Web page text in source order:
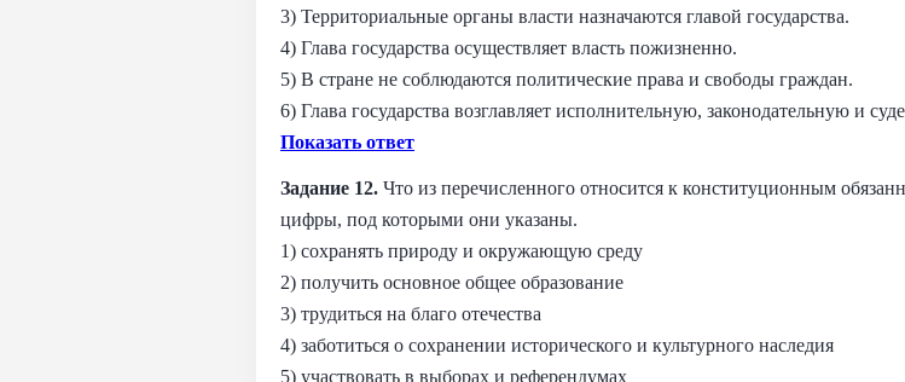
3) Территориальные органы власти назначаются главой государства.
4) Глава государства осуществляет власть пожизненно.
5) В стране не соблюдаются политические права и свободы граждан.
6) Глава государства возглавляет исполнительную, законодательную и
Показать ответ
Задание 12. Что из перечисленного относится к конституционным
цифры, под которыми они указаны.
1) сохранять природу и окружающую среду
2) получить основное общее образование
3) трудиться на благо отечества
4) заботиться о сохранении исторического и культурного наследия
5) участвовать в выборах и референдумах